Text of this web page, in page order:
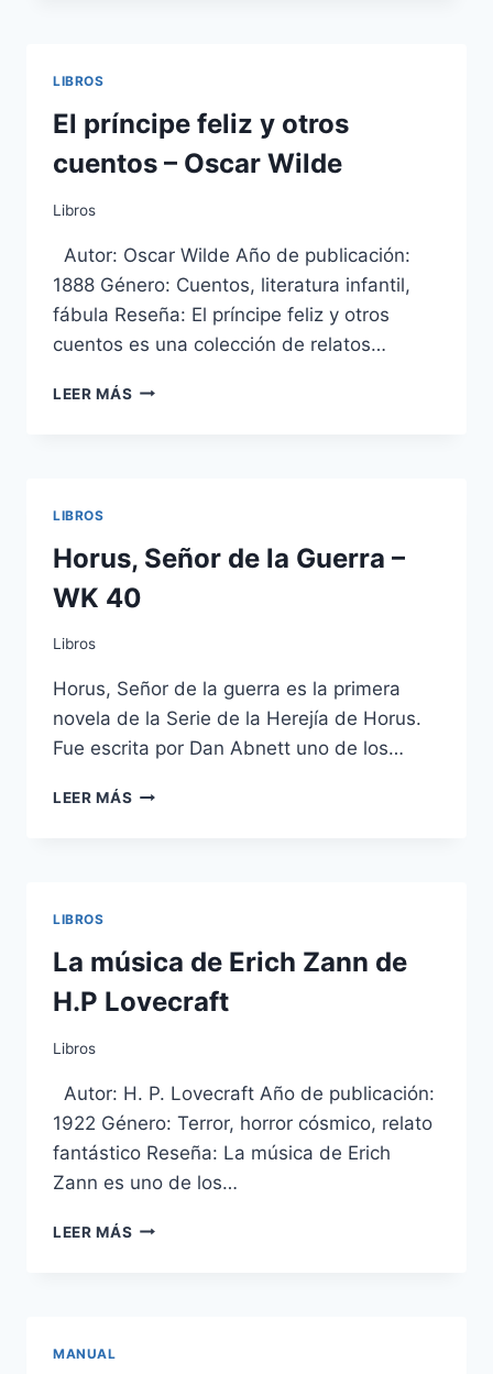
EDWIN
LEFÈVRE
LIBROS
El príncipe feliz y otros
cuentos – Oscar Wilde
Libros
Autor: Oscar Wilde Año de publicación:
1888 Género: Cuentos, literatura infantil,
fábula Reseña: El príncipe feliz y otros
cuentos es una colección de relatos…
LEER MÁS EL
OSCAR
WILDE
LIBROS
Horus, Señor de la Guerra –
WK 40
Libros
Horus, Señor de la guerra es la primera
novela de la Serie de la Herejía de Horus.
Fue escrita por Dan Abnett uno de los…
LEER MÁS HORUS,
40
LIBROS
La música de Erich Zann de
H.P Lovecraft
Libros
Autor: H. P. Lovecraft Año de publicación:
1922 Género: Terror, horror cósmico, relato
fantástico Reseña: La música de Erich
Zann es uno de los…
LEER MÁS LA
MANUAL